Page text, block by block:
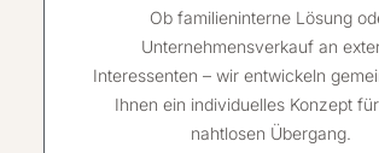
Ob familieninterne Lösung
Unternehmensverkaufan
Interessenten – wir entwickeln
Ihnen ein individuelles Konzept
nahtlosen Übergang.